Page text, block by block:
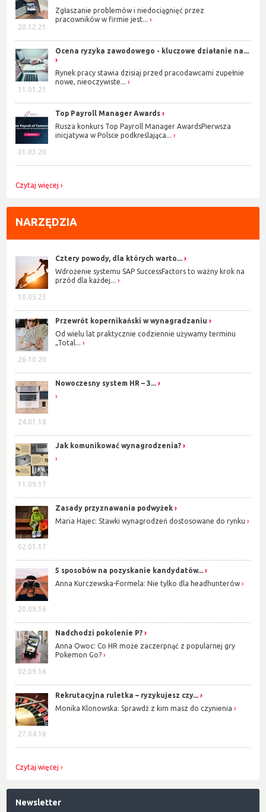
20.12.21
Zgłaszanie problemów i niedociągnięć przez
pracowników w firmie jest...
31.01.21
Ocena ryzyka zawodowego - kluczowe działanie na...
Rynek pracy stawia dzisiaj przed pracodawcami zupełnie
nowe, nieoczywiste...
01.03.20
Top Payroll Manager Awards
Rusza konkurs Top Payroll Manager AwardsPierwsza
inicjatywa w Polsce podkreślająca...
Czytaj więcej
NARZĘDZIA
10.05.23
Cztery powody, dla których warto...
Wdrożenie systemu SAP SuccessFactors to ważny krok na
przód dla każdej...
26.10.20
Przewrót kopernikański w wynagradzaniu
Od wielu lat praktycznie codziennie używamy terminu
„Total...
24.01.18
Nowoczesny system HR – 3...
11.09.17
Jak komunikować wynagrodzenia?
02.01.17
Zasady przyznawania podwyżek
Maria Hajec: Stawki wynagrodzeń dostosowane do rynku
20.09.16
5 sposobów na pozyskanie kandydatów...
Anna Kurczewska-Formela: Nie tylko dla headhunterów
02.09.16
Nadchodzi pokolenie P?
Anna Owoc: Co HR może zaczerpnąć z popularnej gry
Pokemon Go?
27.04.16
Rekrutacyjna ruletka – ryzykujesz czy...
Monika Klonowska: Sprawdź z kim masz do czynienia
Czytaj więcej
Newsletter